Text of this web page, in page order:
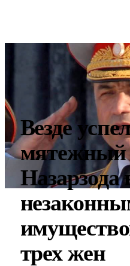
Везде
мятежный
Назарзода
трех жен